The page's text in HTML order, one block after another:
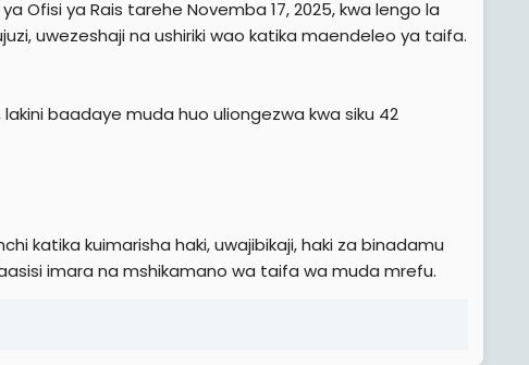
Ofisi ya Rais tarehe Novemba 17, 2025, kwa lengo la
uwezeshaji na ushiriki wao katika maendeleo ya taifa.
baadaye muda huo uliongezwa kwa siku 42
katika kuimarisha haki, uwajibikaji, haki za binadamu
imara na mshikamano wa taifa wa muda mrefu.